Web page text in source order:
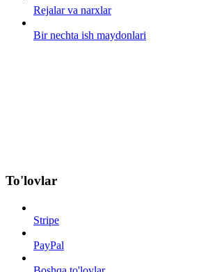
Rejalar va narxlar
Bir nechta ish maydonlari
To'lovlar
Stripe
PayPal